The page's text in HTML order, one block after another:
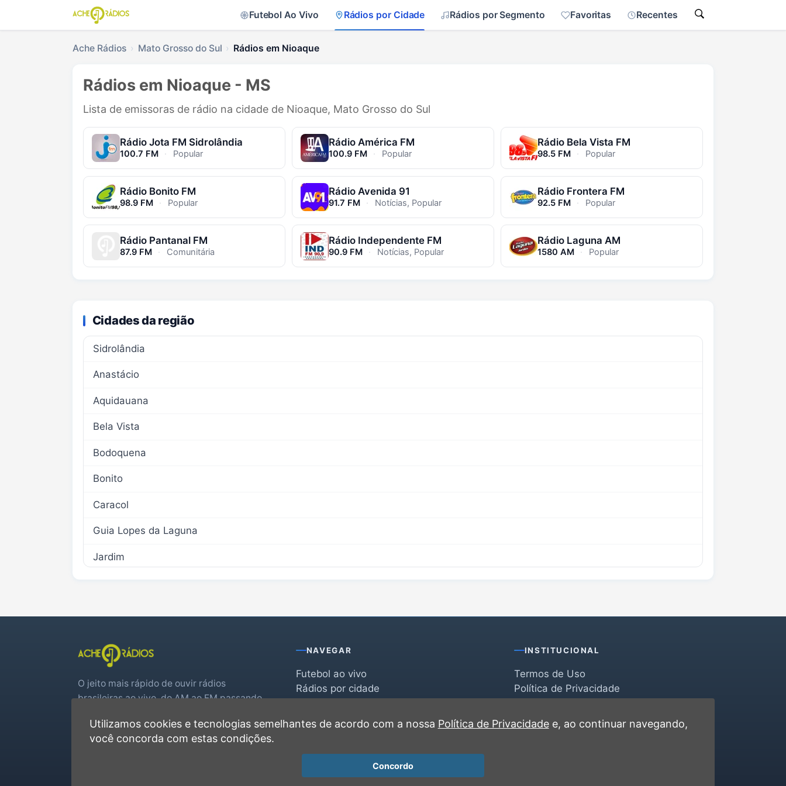
Futebol Ao Vivo Rádios por Cidade Rádios por Segmento Favoritas Recentes
Ache Rádios Mato Grosso do Sul Rádios em Nioaque
Rádios em Nioaque - MS
Lista de emissoras de rádio na cidade de Nioaque, Mato Grosso do Sul
Rádio Jota FM Sidrolândia
100.7 FM · Popular
Rádio América FM
100.9 FM · Popular
Rádio Bela Vista FM
98.5 FM · Popular
Rádio Bonito FM
98.9 FM · Popular
Rádio Avenida 91
91.7 FM · Notícias, Popular
Rádio Frontera FM
92.5 FM · Popular
Rádio Pantanal FM
87.9 FM · Comunitária
Rádio Independente FM
90.9 FM · Notícias, Popular
Rádio Laguna AM
1580 AM · Popular
Cidades da região
Sidrolândia
Anastácio
Aquidauana
Bela Vista
Bodoquena
Bonito
Caracol
Guia Lopes da Laguna
Jardim
O jeito mais rápido de ouvir rádios
brasileiras ao vivo, do AM ao FM passando
real.
NAVEGAR
Futebol ao vivo
Rádios por cidade
Favoritas
Recentes
INSTITUCIONAL
Termos de Uso
Política de Privacidade
Contato
Utilizamos cookies e tecnologias semelhantes de acordo com a nossa Política de Privacidadee, ao continuar navegando,
você concorda com estas condições.
Concordo